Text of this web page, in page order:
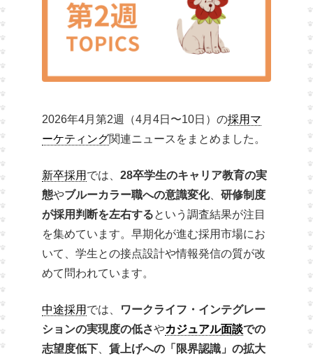
2026年4月第2週（4月4日〜10日）の採用マ
ーケティング関連ニュースをまとめました。
新卒採用 では、 28卒学生のキャリア教育の実
態やブルーカラー職への意識変化、 研修制度
が採用判断を左右するという調査結果が注目
を集めています。早期化が進む採用市場にお
いて、学生との接点設計や情報発信の質が改
めて問われています。
中途採用 では、
ワークライフ・インテグレー
ションの実現度の低さやカジュアル面談での
志望度低下 、 賃上げへの「限界認識」の拡大